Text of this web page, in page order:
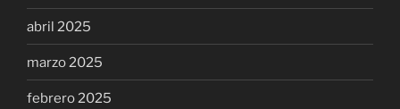
abril 2025
marzo 2025
febrero 2025